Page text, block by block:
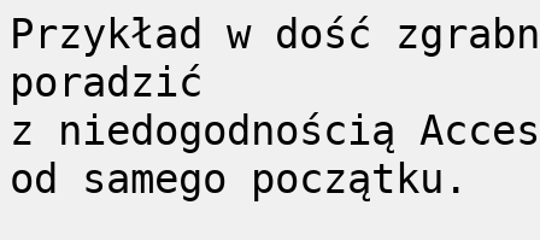
Przykład w dość
poradzić
z niedogodnością
od samego początku.